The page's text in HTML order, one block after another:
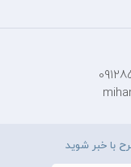
با خبر شوید